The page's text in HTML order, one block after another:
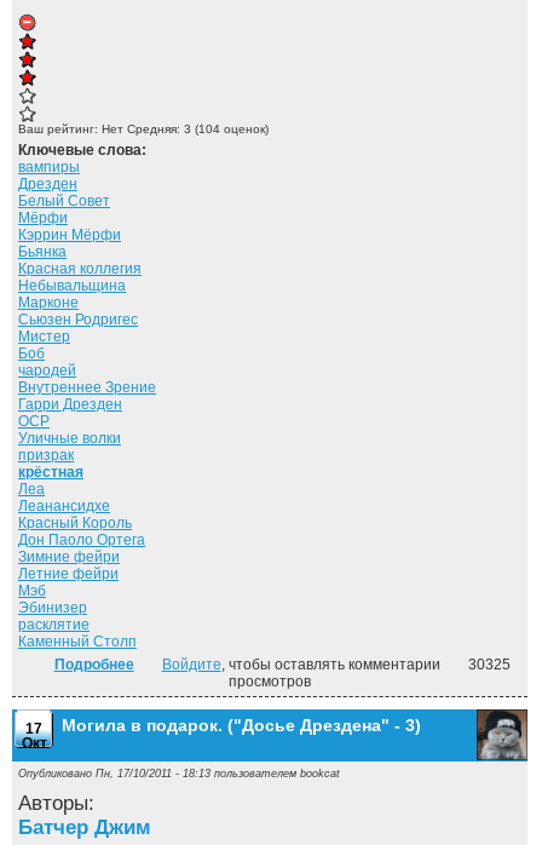
Ваш рейтинг: Нет Средняя: 3 (104 оценок)
Ключевые слова:
вампиры
Дрезден
Белый Совет
Мёрфи
Кэррин Мёрфи
Бьянка
Красная коллегия
Небывальщина
Марконе
Сьюзен Родригес
Мистер
Боб
чародей
Внутреннее Зрение
Гарри Дрезден
ОСР
Уличные волки
призрак
крёстная
Леа
Леанансидхе
Красный Король
Дон Паоло Ортега
Зимние фейри
Летние фейри
Мэб
Эбинизер
расклятие
Каменный Столп
Подробнеео Летний рыцарь. ("Досье Дрездена" - 4)
Войдите, чтобы оставлять комментарии
30325
просмотров
17
Окт
Могила в подарок. ("Досье Дрездена" - 3)
Опубликовано Пн, 17/10/2011 - 18:13 пользователем bookcat
Авторы:
Батчер Джим